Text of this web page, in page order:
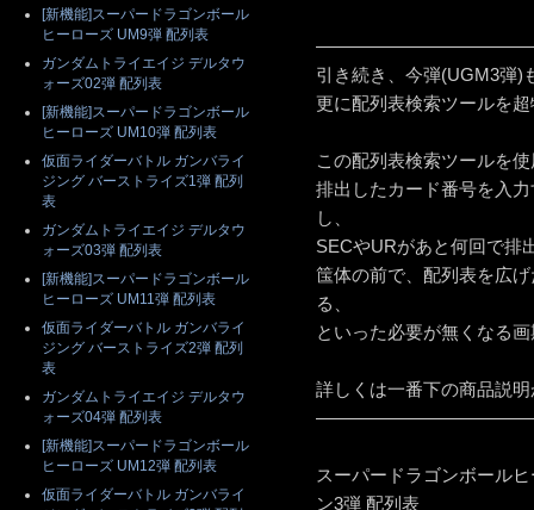
引き続き、今弾(UGM3弾)
更に配列表検索ツールを
この配列表検索ツールを
排出したカード番号を入
し、
SECやURがあと何回で排
筺体の前で、配列表を広
る、
といった必要が無くなる
詳しくは一番下の商品説
スーパードラゴンボール
ン3弾 配列表
[新機能]スーパードラゴンボール
ヒーローズ UM9弾 配列表
ガンダムトライエイジ デルタウ
ォーズ02弾 配列表
[新機能]スーパードラゴンボール
ヒーローズ UM10弾 配列表
仮面ライダーバトル ガンバライ
ジング バーストライズ1弾 配列
表
ガンダムトライエイジ デルタウ
ォーズ03弾 配列表
[新機能]スーパードラゴンボール
ヒーローズ UM11弾 配列表
仮面ライダーバトル ガンバライ
ジング バーストライズ2弾 配列
表
ガンダムトライエイジ デルタウ
ォーズ04弾 配列表
[新機能]スーパードラゴンボール
ヒーローズ UM12弾 配列表
仮面ライダーバトル ガンバライ